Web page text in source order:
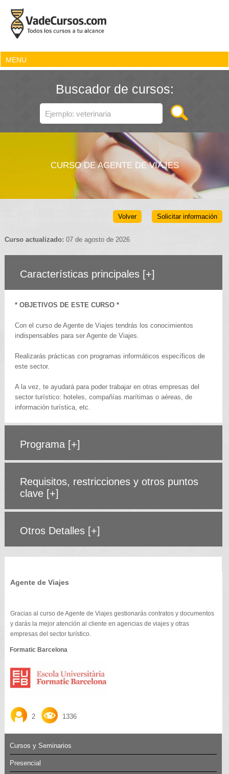
MENU
Buscador de cursos:
CURSO DE AGENTE DE VIAJES
Solicitar información
Volver
Curso actualizado: 07 de agosto de 2026
Características principales [+]
* OBJETIVOS DE ESTE CURSO *
Con el curso de Agente de Viajes tendrás los conocimientos
indispensables para ser Agente de Viajes.
Realizarás prácticas con programas informáticos específicos de
este sector.
A la vez, te ayudará para poder trabajar en otras empresas del
sector turístico: hoteles, compañías marítimas o aéreas, de
información turística, etc.
Programa [+]
Requisitos, restricciones y otros puntos
clave [+]
Otros Detalles [+]
Agente de Viajes
Gracias al curso de Agente de Viajes gestionarás contratos y documentos
y darás la mejor atención al cliente en agencias de viajes y otras
empresas del sector turístico.
Formatic Barcelona
2 1336
Cursos y Seminarios
Presencial